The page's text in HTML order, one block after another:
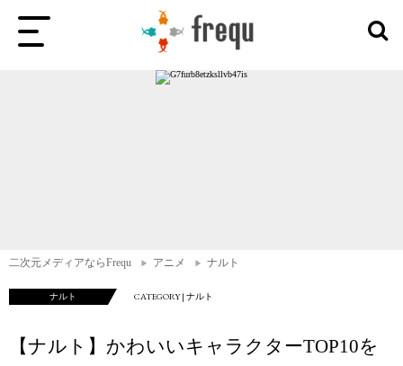
二次元メディアならFrequ アニメ ナルト
ナルト CATEGORY | ナルト
【ナルト】かわいいキャラクターTOP10を